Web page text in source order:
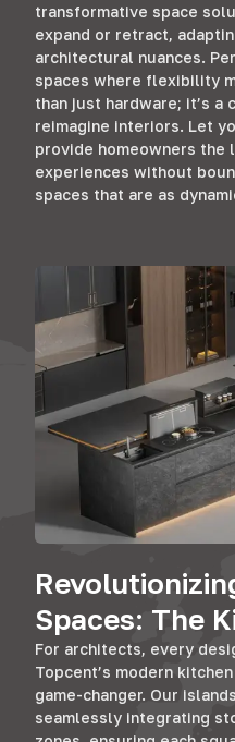
transformative space
expand or retract,
architectural nuances.
spaces where flexibility
than just hardware; it’s a
reimagine interiors. Let
provide homeowners the
experiences without
spaces that are as
Spaces: The
For architects, every
Topcent’s modern
game-changer. Our
seamlessly integrating